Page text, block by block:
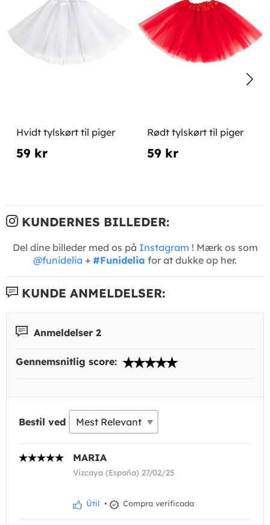
Hvidt tylskørt til piger
59 kr
Rødt tylskørt til piger
59 kr
KUNDERNES BILLEDER:
Del dine billeder med os på Instagram ! Mærk os som
@funidelia + #Funidelia for at dukke op her.
KUNDE ANMELDELSER:
Anmeldelser 2
Gennemsnitlig score:
Bestil ved
MARIA
Vizcaya (España) 27/02/25
Útil • Compra verificada